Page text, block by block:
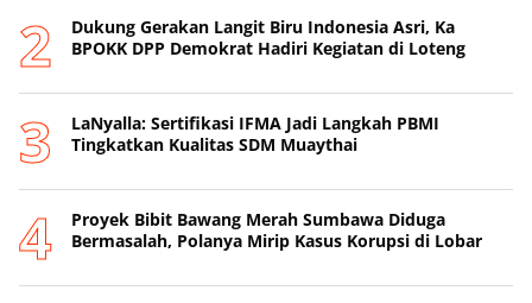
Dukung Gerakan Langit Biru Indonesia Asri, Ka
BPOKK DPP Demokrat Hadiri Kegiatan di Loteng
LaNyalla: Sertifikasi IFMA Jadi Langkah PBMI
Tingkatkan Kualitas SDM Muaythai
Proyek Bibit Bawang Merah Sumbawa Diduga
Bermasalah, Polanya Mirip Kasus Korupsi di Lobar